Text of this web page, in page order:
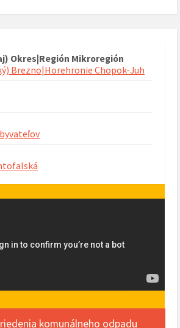
Okres|Región Mikroregión
Brezno|Horehronie Chopok-Juh
komunálneho odpadu